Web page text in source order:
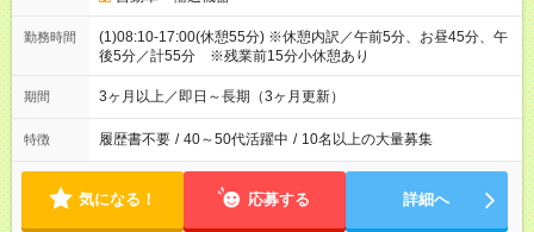
勤務時間
(1)08:10-17:00(休憩55分) ※休憩内訳／午前5分、お昼45分、午
後5分／計55分 ※残業前15分小休憩あり
期間 3ヶ月以上／即日～長期（3ヶ月更新）
特徴 履歴書不要 / 40～50代活躍中 / 10名以上の大量募集
気になる！ 応募する 詳細へ